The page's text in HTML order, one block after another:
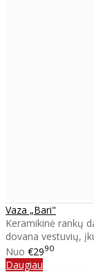
Vaza „Bari"
Keramikinė rankų
dovana vestuvių,
Nuo €2990
Daugiau